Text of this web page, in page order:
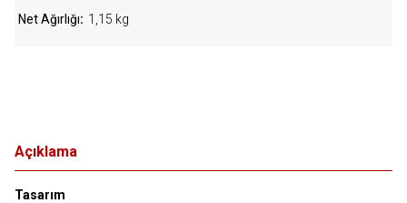
Açıklama
Tasarım
Net Ağırlığı 1,15 kg